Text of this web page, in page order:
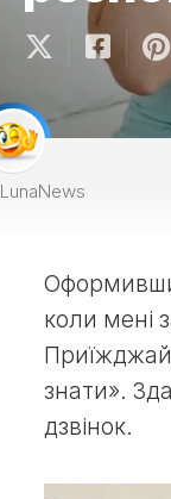
LunaNews
Оформивши
коли мені
знати».
дзвінок.